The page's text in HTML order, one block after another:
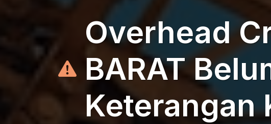
Overhead
BARAT
Keterangan